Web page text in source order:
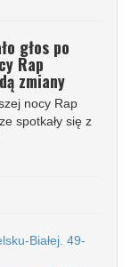
głos po
Rap
zmiany
nocy Rap
spotkały się z
Białej. 49-